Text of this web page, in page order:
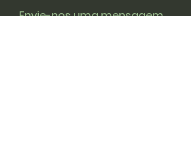
Envie-nos uma mensagem